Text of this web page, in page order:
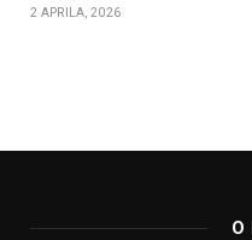
2 APRILA, 2026
O